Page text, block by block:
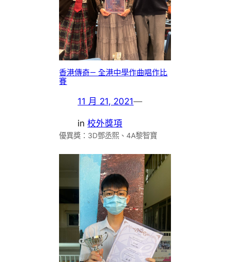
香港傳奇— 全港中學作曲唱作比
賽
11 月 21, 2021—
in校外獎項
優異獎：3D鄧丞熙、4A黎智寶